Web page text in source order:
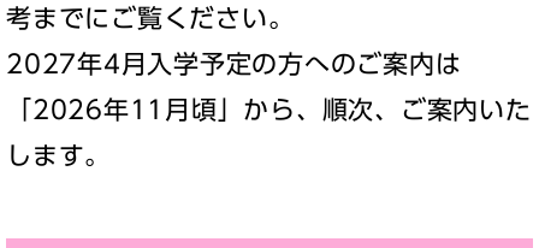
考までにご覧ください。
2027年4月入学予定の方へのご案内は
「2026年11月頃」から、順次、ご案内いた
します。